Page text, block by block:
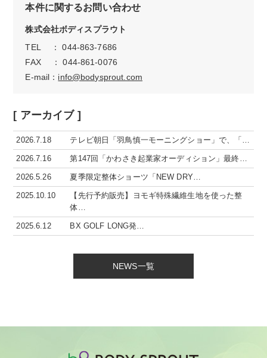
本件に関するお問い合わせ
株式会社ボディスプラウト
TEL ： 044-863-7686
FAX ： 044-861-0076
E-mail： info@bodysprout.com
[ アーカイブ ]
2026.7.18 テレビ朝日「羽鳥慎一モーニングショー」で、「…
2026.7.16 第147回「かわさき起業家オーディション」最終…
2026.5.26 夏季限定整体ショーツ「NEW DRY…
2025.10.10
【先行予約販売】ヨモギ特殊繊維生地を使った整
体…
2025.6.12 BX GOLF LONG発…
NEWS一覧